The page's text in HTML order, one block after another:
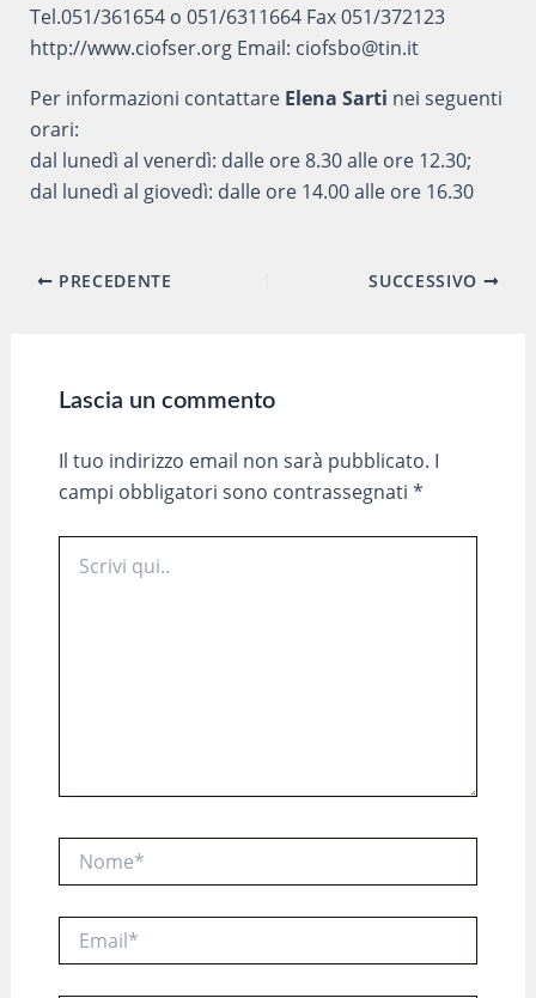
Tel.051/361654 o 051/6311664 Fax 051/372123
http://www.ciofser.org Email: ciofsbo@tin.it
Per informazioni contattare Elena Sarti nei seguenti
orari:
dal lunedì al venerdì: dalle ore 8.30 alle ore 12.30;
dal lunedì al giovedì: dalle ore 14.00 alle ore 16.30
Navigazione
PRECEDENTE SUCCESSIVO
Lascia un commento
Il tuo indirizzo email non sarà pubblicato. I
campi obbligatori sono contrassegnati *
qui..